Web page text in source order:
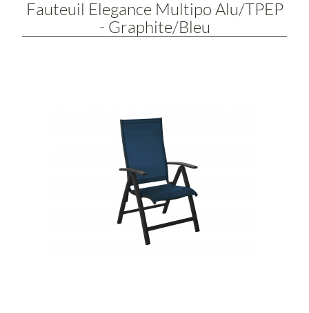
Fauteuil Elegance Multipo Alu/TPEP
- Graphite/Bleu